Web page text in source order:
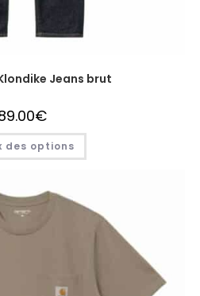
Jeans brut
€
des options